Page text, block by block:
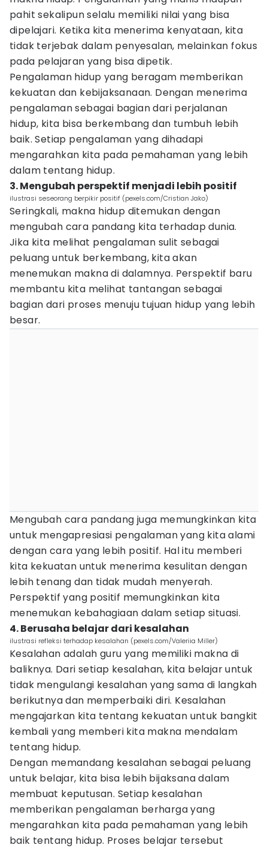
pahit sekalipun selalu memiliki nilai yang bisa
dipelajari. Ketika kita menerima kenyataan, kita
tidak terjebak dalam penyesalan, melainkan fokus
pada pelajaran yang bisa dipetik.
Pengalaman hidup yang beragam memberikan
kekuatan dan kebijaksanaan. Dengan menerima
pengalaman sebagai bagian dari perjalanan
hidup, kita bisa berkembang dan tumbuh lebih
baik. Setiap pengalaman yang dihadapi
mengarahkan kita pada pemahaman yang lebih
dalam tentang hidup.
3. Mengubah perspektif menjadi lebih positif
ilustrasi seseorang berpikir positif (pexels.com/Cristian Jako)
Seringkali, makna hidup ditemukan dengan
mengubah cara pandang kita terhadap dunia.
Jika kita melihat pengalaman sulit sebagai
peluang untuk berkembang, kita akan
menemukan makna di dalamnya. Perspektif baru
membantu kita melihat tantangan sebagai
bagian dari proses menuju tujuan hidup yang lebih
besar.
Mengubah cara pandang juga memungkinkan kita
untuk mengapresiasi pengalaman yang kita alami
dengan cara yang lebih positif. Hal itu memberi
kita kekuatan untuk menerima kesulitan dengan
lebih tenang dan tidak mudah menyerah.
Perspektif yang positif memungkinkan kita
menemukan kebahagiaan dalam setiap situasi.
4. Berusaha belajar dari kesalahan
ilustrasi refleksi terhadap kesalahan (pexels.com/Valeriia Miller)
Kesalahan adalah guru yang memiliki makna di
baliknya. Dari setiap kesalahan, kita belajar untuk
tidak mengulangi kesalahan yang sama di langkah
berikutnya dan memperbaiki diri. Kesalahan
mengajarkan kita tentang kekuatan untuk bangkit
kembali yang memberi kita makna mendalam
tentang hidup.
Dengan memandang kesalahan sebagai peluang
untuk belajar, kita bisa lebih bijaksana dalam
membuat keputusan. Setiap kesalahan
memberikan pengalaman berharga yang
mengarahkan kita pada pemahaman yang lebih
baik tentang hidup. Proses belajar tersebut